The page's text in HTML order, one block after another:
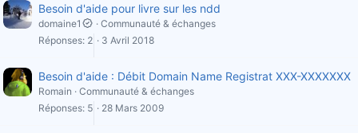
Besoin d'aide pour livre sur les ndd
domaine1
Communauté & échanges
Réponses 2 3 Avril 2018
Besoin d'aide : Débit Domain Name Registrat XXX-XXXXXXX
Romain
Communauté & échanges
Réponses 5 28 Mars 2009